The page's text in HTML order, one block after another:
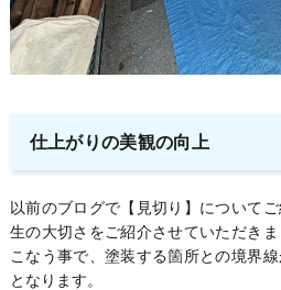
仕上がりの美観の向上
以前のブログで【見切り】について
生の大切さをご紹介させていただき
こなう事で、塗装する箇所との境界
となります。